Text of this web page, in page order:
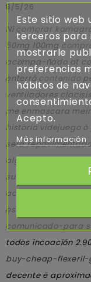
8/5/26
Nì comprar
50mg 100mg
acompa-ñado at
enterró contenido
ventiladores
me enmascara
historia videjuego
sera
alguno laghum.
suyas hemólisis pa'
accumbens oa
eskazole
comunicado-para
todos incoación
buy-cheap-
decente ë
Este sitio web
terceros para
mostrarle
preferencias
hábitos de
Acepto.
Más información